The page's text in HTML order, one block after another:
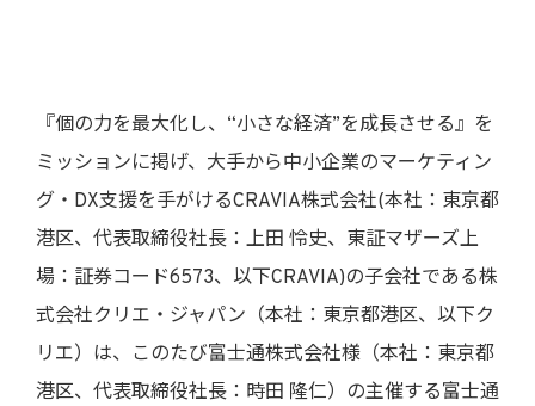
『個の力を最大化し、“小さな経済”を成長させる』を
ミッションに掲げ、大手から中小企業のマーケティン
グ・DX支援を手がけるCRAVIA株式会社(本社：東京都
港区、代表取締役社長：上田 怜史、東証マザーズ上
場：証券コード6573、以下CRAVIA)の子会社である株
式会社クリエ・ジャパン（本社：東京都港区、以下ク
リエ）は、このたび富士通株式会社様（本社：東京都
港区、代表取締役社長：時田 隆仁）の主催する富士通